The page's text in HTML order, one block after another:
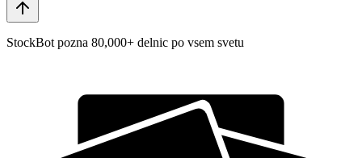
StockBot pozna 80,000+ delnic po vsem svetu